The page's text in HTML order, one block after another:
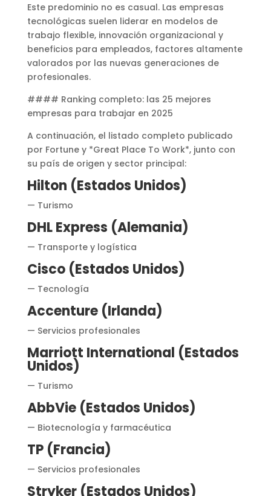
Este predominio no es casual. Las empresas
tecnológicas suelen liderar en modelos de
trabajo flexible, innovación organizacional y
beneficios para empleados, factores altamente
valorados por las nuevas generaciones de
profesionales.
#### Ranking completo: las 25 mejores
empresas para trabajar en 2025
A continuación, el listado completo publicado
por Fortune y *Great Place To Work*, junto con
su país de origen y sector principal:
Hilton (Estados Unidos)
— Turismo
DHL Express (Alemania)
— Transporte y logística
Cisco (Estados Unidos)
— Tecnología
Accenture (Irlanda)
— Servicios profesionales
Marriott International (Estados
Unidos)
— Turismo
AbbVie (Estados Unidos)
— Biotecnología y farmacéutica
TP (Francia)
— Servicios profesionales
Stryker (Estados Unidos)